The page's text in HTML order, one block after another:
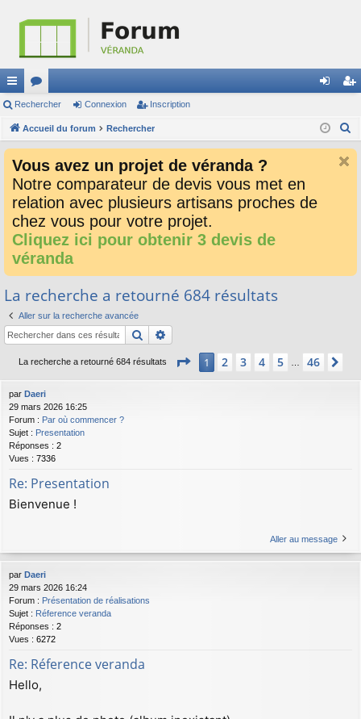
ac
co
ci
or
u
s
ne cri
Rechercher Connexion Inscription
Accueil du forum Rechercher
Vous avez un projet de véranda ?
Notre comparateur de devis vous met en
relation avec plusieurs artisans proches de
chez vous pour votre projet.
Cliquez ici pour obtenir 3 devis de
véranda
La recherche a retourné 684 résultats
Aller sur la recherche avancée
Rechercher
La recherche a retourné 684 résultats Page 1sur 46
1 2 3 4 5 46
par Daeri
29 mars 2026 16:25
Forum : Par où commencer ?
Sujet : Presentation
Réponses : 2
Vues : 7336
Re: Presentation
Bienvenue !
Aller au message
par Daeri
29 mars 2026 16:24
Forum : Présentation de réalisations
Sujet : Réference veranda
Réponses : 2
Vues : 6272
Re: Réference veranda
Hello,